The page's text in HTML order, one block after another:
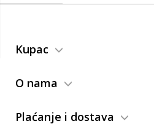
Kupac
O nama
Plaćanje i dostava